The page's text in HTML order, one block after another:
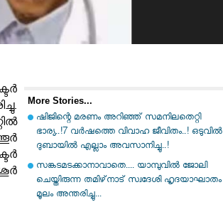
More Stories...
ഷിജിന്റെ മരണം അറിഞ്ഞ് സമനിലതെറ്റി
ഭാര്യ..!7 വർഷത്തെ വിവാഹ ജീവിതം..! ഒടുവിൽ
ദുബായിൽ എല്ലാം അവസാനിച്ചു..!
സങ്കടമടക്കാനാവാതെ.... യാമ്പുവിൽ ജോലി
ചെയ്തിരുന്ന തമിഴ്‌നാട് സ്വദേശി ഹൃദയാഘാതം
മൂലം അന്തരിച്ചു...